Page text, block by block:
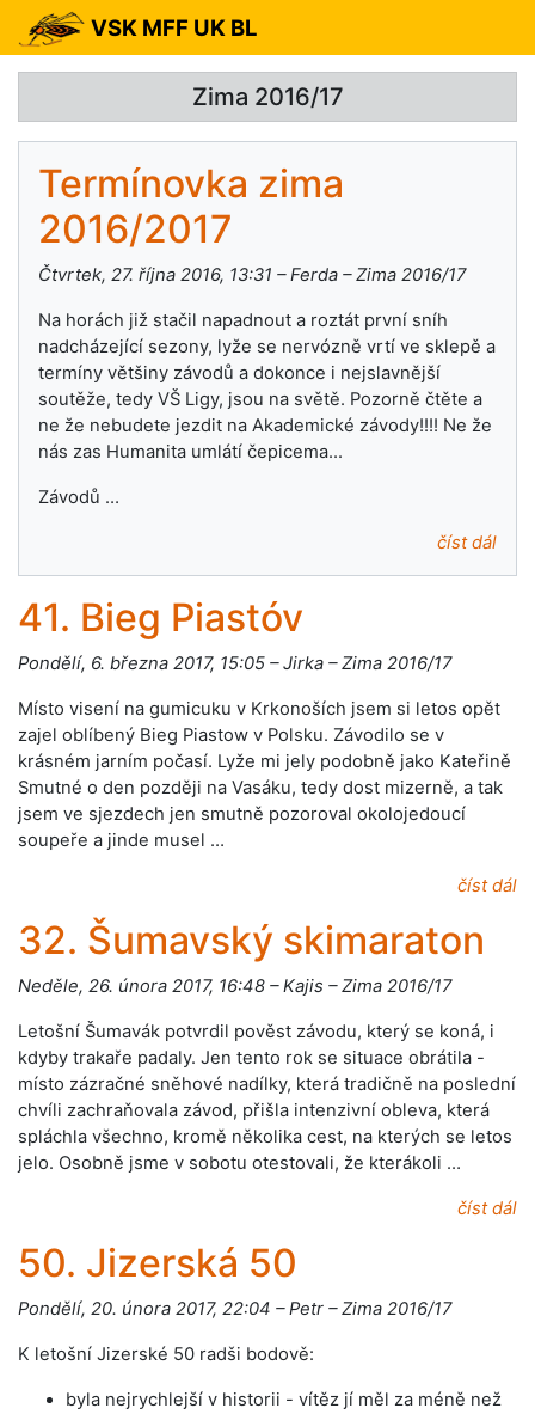
VSK MFF UK BL
Zima 2016/17
Termínovka zima
2016/2017
Čtvrtek, 27. října 2016, 13:31 – Ferda – Zima 2016/17
Na horách již stačil napadnout a roztát první sníh
nadcházející sezony, lyže se nervózně vrtí ve sklepě a
termíny většiny závodů a dokonce i nejslavnější
soutěže, tedy VŠ Ligy, jsou na světě. Pozorně čtěte a
ne že nebudete jezdit na Akademické závody!!!! Ne že
nás zas Humanita umlátí čepicema...
Závodů …
číst dál
41. Bieg Piastóv
Pondělí, 6. března 2017, 15:05 – Jirka – Zima 2016/17
Místo visení na gumicuku v Krkonoších jsem si letos opět
zajel oblíbený Bieg Piastow v Polsku. Závodilo se v
krásném jarním počasí. Lyže mi jely podobně jako Kateřině
Smutné o den později na Vasáku, tedy dost mizerně, a tak
jsem ve sjezdech jen smutně pozoroval okolojedoucí
soupeře a jinde musel …
číst dál
32. Šumavský skimaraton
Neděle, 26. února 2017, 16:48 – Kajis – Zima 2016/17
Letošní Šumavák potvrdil pověst závodu, který se koná, i
kdyby trakaře padaly. Jen tento rok se situace obrátila -
místo zázračné sněhové nadílky, která tradičně na poslední
chvíli zachraňovala závod, přišla intenzivní obleva, která
spláchla všechno, kromě několika cest, na kterých se letos
jelo. Osobně jsme v sobotu otestovali, že kterákoli …
číst dál
50. Jizerská 50
Pondělí, 20. února 2017, 22:04 – Petr – Zima 2016/17
K letošní Jizerské 50 radši bodově:
byla nejrychlejší v historii - vítěz jí měl za méně než